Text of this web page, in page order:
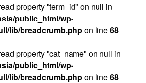
グ
て
property "term_id" on null in
public_html/wp-
lib/breadcrumb.phpon line68
property "cat_name" on null in
public_html/wp-
lib/breadcrumb.phpon line68